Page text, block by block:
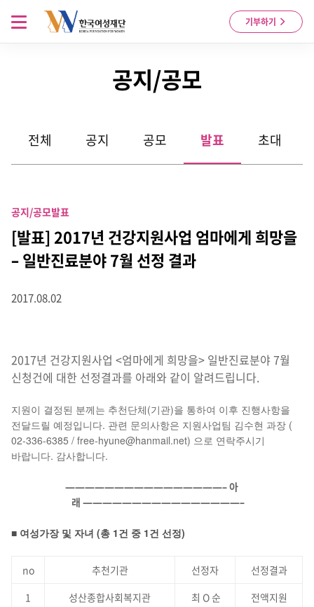
Skip to content
기부하기
메뉴 열기
공지/공모
전체 공지 공모 발표 초대
공지/공모발표
[발표] 2017년 건강지원사업 엄마에게 희망을
– 일반진료분야 7월 선정 결과
2017.08.02
2017년 건강지원사업 <엄마에게 희망을> 일반진료분야 7월
신청건에 대한 선정결과를 아래와 같이 알려드립니다.
지원이 결정된 분께는 추천단체(기관)을 통하여 이후 진행사항을
전달드릴 예정입니다. 관련 문의사항은 지원사업팀 김수현 과장 (
02-336-6385 / free-hyune@hanmail.net) 으로 연락주시기
바랍니다. 감사합니다.
————————————————– 아
래 ————————————————–
■ 여성가장 및 자녀 (총 1건 중 1건 선정)
no 추천기관 선정자
선정결과
1
성산종합사회복지관 최 O 순 전액지원